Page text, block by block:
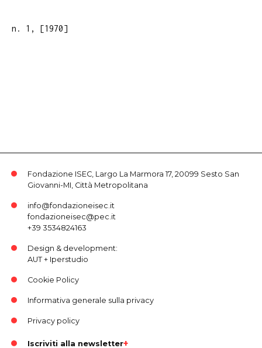
n. 1, [1970]
Fondazione ISEC, Largo La Marmora 17, 20099 Sesto San
Giovanni-MI, Città Metropolitana
info@fondazioneisec.it
fondazioneisec@pec.it
+39 3534824163
Design & development:
AUT+ Iperstudio
Cookie Policy
Informativa generale sulla privacy
Privacy policy
Iscriviti alla newsletter